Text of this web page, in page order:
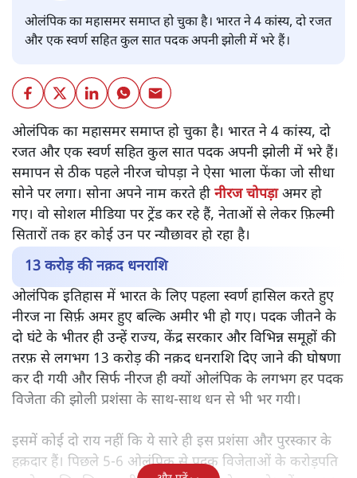
ओलंपिक का महासमर समाप्त हो चुका है। भारत ने 4 कांस्य, दो रजत
और एक स्वर्ण सहित कुल सात पदक अपनी झोली में भरे हैं।
ओलंपिक का महासमर समाप्त हो चुका है। भारत ने 4 कांस्य, दो
रजत और एक स्वर्ण सहित कुल सात पदक अपनी झोली में भरे हैं।
समापन से ठीक पहले नीरज चोपड़ा ने ऐसा भाला फेंका जो सीधा
सोने पर लगा। सोना अपने नाम करते ही नीरज चोपड़ाअमर हो
गए। वो सोशल मीडिया पर ट्रेंड कर रहे हैं, नेताओं से लेकर फ़िल्मी
सितारों तक हर कोई उन पर न्यौछावर हो रहा है।
13 करोड़ की नक़द धनराशि
ओलंपिक इतिहास में भारत के लिए पहला स्वर्ण हासिल करते हुए
नीरज ना सिर्फ़ अमर हुए बल्कि अमीर भी हो गए। पदक जीतने के
दो घंटे के भीतर ही उन्हें राज्य, केंद्र सरकार और विभिन्न समूहों की
तरफ़ से लगभग 13 करोड़ की नक़द धनराशि दिए जाने की घोषणा
कर दी गयी और सिर्फ नीरज ही क्यों ओलंपिक के लगभग हर पदक
विजेता की झोली प्रशंसा के साथ-साथ धन से भी भर गयी।
इसमें कोई दो राय नहीं कि ये सारे ही इस प्रशंसा और पुरस्कार के
हक़दार हैं। पिछले 5-6 ओलंपिक से पदक विजेताओं के करोड़पति